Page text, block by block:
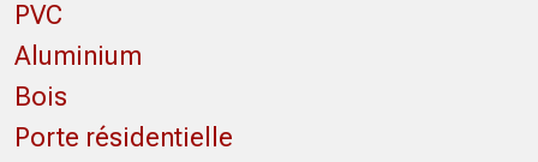
PVC
Aluminium
Bois
Porte résidentielle